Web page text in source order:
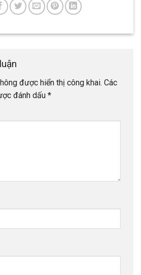
được hiển thị công khai. Các
đánh dấu *